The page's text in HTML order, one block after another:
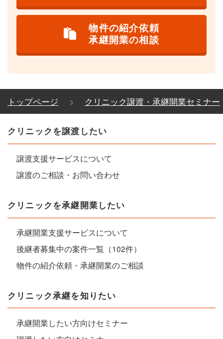
物件の紹介依頼
承継開業の相談
トップページ クリニック譲渡・承継開業セミナー
クリニックを譲渡したい
譲渡支援サービスについて
譲渡のご相談・お問い合わせ
クリニックを承継開業したい
承継開業支援サービスについて
後継者募集中の案件一覧（102件）
物件の紹介依頼・承継開業のご相談
クリニック承継を知りたい
承継開業したい方向けセミナー